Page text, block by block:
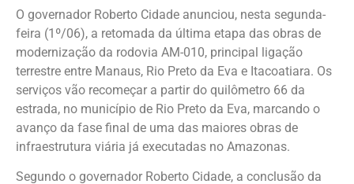
O governador Roberto Cidade anunciou, nesta segunda-
feira (1º/06), a retomada da última etapa das obras de
modernização da rodovia AM-010, principal ligação
terrestre entre Manaus, Rio Preto da Eva e Itacoatiara. Os
serviços vão recomeçar a partir do quilômetro 66 da
estrada, no município de Rio Preto da Eva, marcando o
avanço da fase final de uma das maiores obras de
infraestrutura viária já executadas no Amazonas.
Segundo o governador Roberto Cidade, a conclusão da